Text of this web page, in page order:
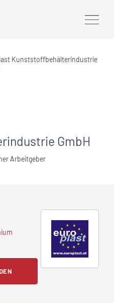
Kunststoffbehälterindustrie
GmbH
Arbeitgeber